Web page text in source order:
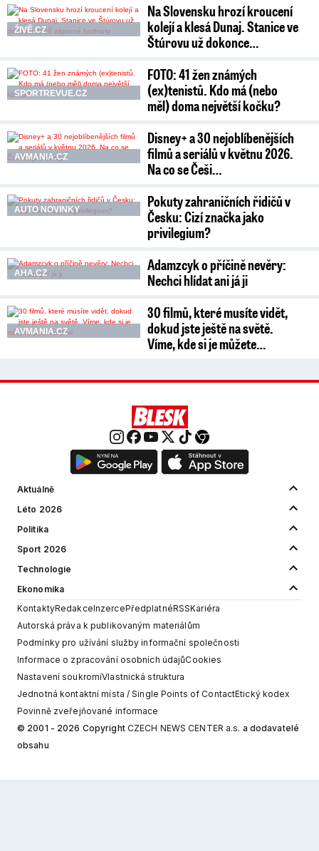
ŽIVĚ.CZ
Na Slovensku hrozí kroucení
kolejí a klesá Dunaj. Stanice ve
Štúrovu už dokonce…
SPORTREVUE.CZ
FOTO: 41 žen známých
(ex)tenistů. Kdo má (nebo
měl) doma největší kočku?
AVMANIA.CZ
Disney+ a 30 nejoblíbenějších
filmů a seriálů v květnu 2026.
Na co se Češi…
AUTO NOVINKY
Pokuty zahraničních řidičů v
Česku: Cizí značka jako
privilegium?
AHA.CZ
Adamzcyk o příčině nevěry:
Nechci hlídat ani já ji
AVMANIA.CZ
30 filmů, které musíte vidět,
dokud jste ještě na světě.
Víme, kde si je můžete…
Aktuálně
Léto 2026
Politika
Sport 2026
Technologie
Ekonomika
KontaktyRedakceInzercePředplatnéRSSKariéra
Autorská práva k publikovaným materiálům
Podmínky pro užívání služby informační společnosti
Informace o zpracování osobních údajůCookies
Nastavení soukromíVlastnická struktura
Jednotná kontaktní místa / Single Points of ContactEtický kodex
Povinně zveřejňované informace
© 2001 - 2026 Copyright CZECH NEWS CENTER a.s. a dodavatelé
obsahu